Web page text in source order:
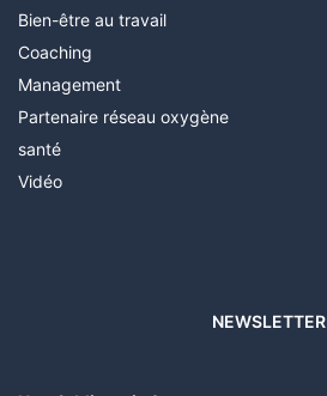
Bien-être au travail
Coaching
Management
Partenaire réseau oxygène
santé
Vidéo
NEWSLETTER